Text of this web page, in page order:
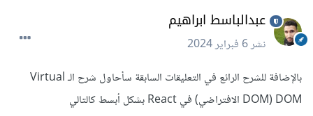
عبدالباسط ابراهيم
نشر6 فبراير 2024
بالإضافة للشرح الرائع في التعليقات السابقة سأحاول شرح الـ Virtual
DOM (DOM الافتراضي) في React بشكل أبسط كالتالي